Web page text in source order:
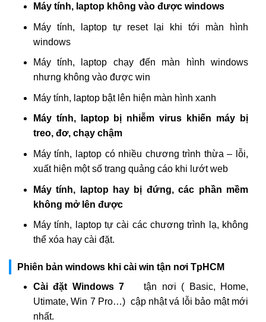
Máy tính, laptop không vào được windows
Máy tính, laptop tự reset lại khi tới màn hình
windows
Máy tính, laptop chạy đến màn hình windows
nhưng không vào được win
Máy tính, laptop bật lên hiện màn hình xanh
Máy tính, laptop bị nhiễm virus khiến máy bị
treo, đơ, chạy chậm
Máy tính, laptop có nhiều chương trình thừa – lỗi,
xuất hiện một số trang quảng cáo khi lướt web
Máy tính, laptop hay bị đứng, các phần mềm
không mở lên được
Máy tính, laptop tự cài các chương trình lạ, không
thể xóa hay cài đặt.
Phiên bản windows khi cài win tận nơi TpHCM
Cài đặt Windows 7
tận nơi ( Basic, Home,
Utimate, Win 7 Pro…) cập nhật vá lỗi bảo mật mới
nhất.